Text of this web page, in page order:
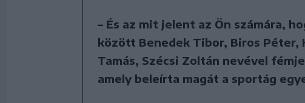
– És az mit jelent az Ön számára,
között Benedek Tibor, Biros Péter,
Tamás, Szécsi Zoltán nevével
amely beleírta magát a sportág